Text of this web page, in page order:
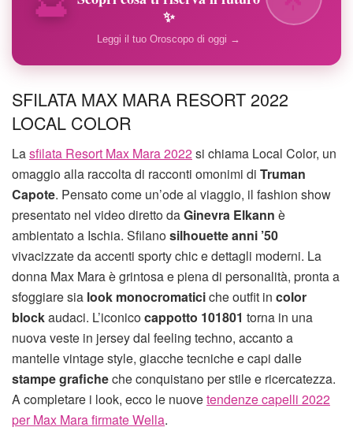
✨
Leggi il tuo Oroscopo di oggi →
SFILATA MAX MARA RESORT 2022
LOCAL COLOR
Lasfilata Resort Max Mara 2022si chiama Local Color, un
omaggio alla raccolta di racconti omonimi di Truman
Capote. Pensato come un’ode al viaggio, il fashion show
presentato nel video diretto daGinevra Elkann è
ambientato a Ischia. Sfilanosilhouette anni ’50
vivacizzate da accenti sporty chic e dettagli moderni. La
donna Max Mara è grintosa e piena di personalità, pronta a
sfoggiare sia look monocromaticiche outfit in color
blockaudaci. L’iconicocappotto 101801 torna in una
nuova veste in jersey dal feeling techno, accanto a
mantelle vintage style, giacche tecniche e capi dalle
stampe graficheche conquistano per stile e ricercatezza.
A completare i look, ecco le nuovetendenze capelli 2022
per Max Mara firmate Wella.